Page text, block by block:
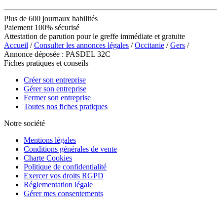
Plus de 600 journaux habilités
Paiement 100% sécurisé
Attestation de parution pour le greffe immédiate et gratuite
Accueil /Consulter les annonces légales /Occitanie /Gers /
Annonce déposée : PASDEL 32C
Fiches pratiques et conseils
Créer son entreprise
Gérer son entreprise
Fermer son entreprise
Toutes nos fiches pratiques
Notre société
Mentions légales
Conditions générales de vente
Charte Cookies
Politique de confidentialité
Exercer vos droits RGPD
Réglementation légale
Gérer mes consentements